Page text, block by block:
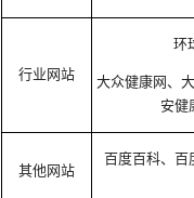
行业网站
环
大众健康网、
安健
其他网站
百度百科、百